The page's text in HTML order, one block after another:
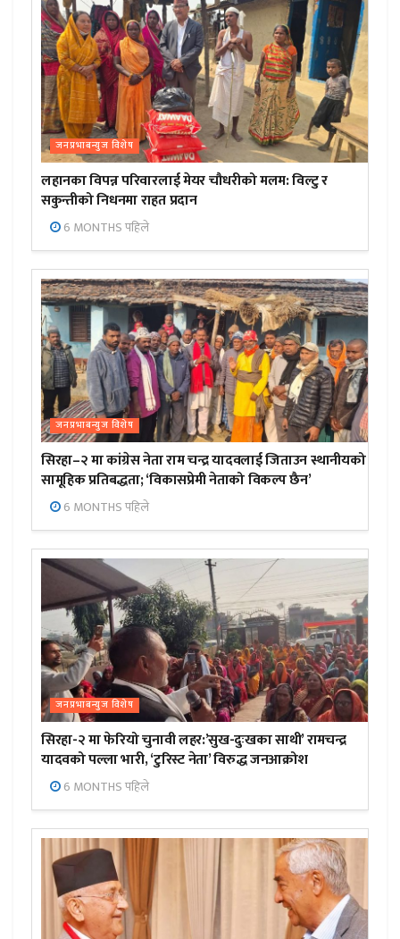
जनप्रभाबन्युज विशेष
लहानका विपन्न परिवारलाई मेयर चौधरीको मलम: विल्टु र
सकुन्तीको निधनमा राहत प्रदान
6 MONTHS पहिले
जनप्रभाबन्युज विशेष
सिरहा–२ मा कांग्रेस नेता राम चन्द्र यादवलाई जिताउन स्थानीयको
सामूहिक प्रतिबद्धता; ‘विकासप्रेमी नेताको विकल्प छैन’
6 MONTHS पहिले
जनप्रभाबन्युज विशेष
सिरहा-२ मा फेरियो चुनावी लहर:’सुख-दुःखका साथी’ रामचन्द्र
यादवको पल्ला भारी, ‘टुरिस्ट नेता’ विरुद्ध जनआक्रोश
6 MONTHS पहिले